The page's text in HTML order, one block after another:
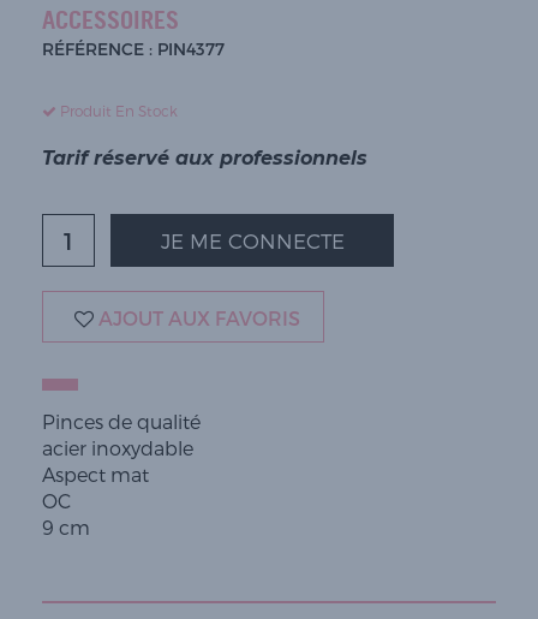
ACCESSOIRES
RÉFÉRENCE : PIN4377
Produit En Stock
Tarif réservé aux professionnels
JE ME CONNECTE
AJOUT AUX FAVORIS
Pinces de qualité
acier inoxydable
Aspect mat
OC
9 cm